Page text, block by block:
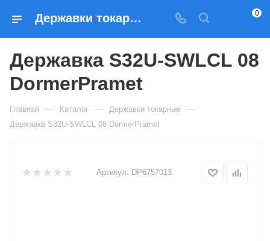
Державки токарные Державка S32U-SWLCL 08 DormerPramet — купить по выгодным ценам в Москве 0
Державка S32U-SWLCL 08
DormerPramet
Главная — Каталог — Державки токарные —
Державка S32U-SWLCL 08 DormerPramet
Артикул: DP6757013